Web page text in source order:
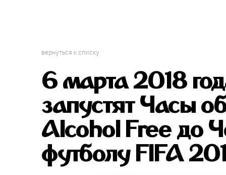
вернуться к списку
6 марта 2018
запустят Часы
Alcohol Free до
футболу FIFA